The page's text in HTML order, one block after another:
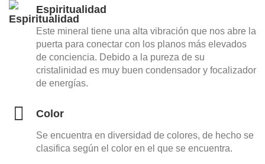
Espiritualidad
Este mineral tiene una alta vibración que nos abre la
puerta para conectar con los planos más elevados
de conciencia. Debido a la pureza de su
cristalinidad es muy buen condensador y focalizador
de energías.
Color
Se encuentra en diversidad de colores, de hecho se
clasifica según el color en el que se encuentra.